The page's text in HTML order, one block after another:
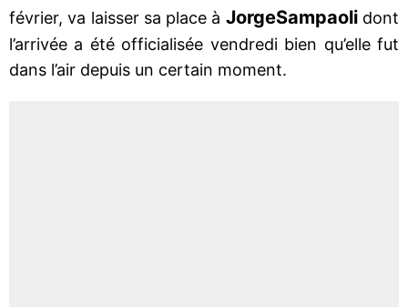
février, va laisser sa place à JorgeSampaolidont
l’arrivée a été officialisée vendredi bien qu’elle fut
dans l’air depuis un certain moment.